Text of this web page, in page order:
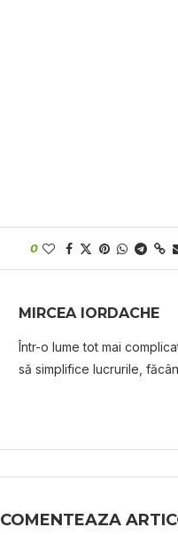
0
MIRCEA IORDACHE
Într-o lume tot mai
să simplifice lucrurile,
COMENTEAZA